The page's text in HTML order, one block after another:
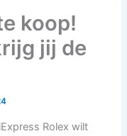
koop!
jij de
Rolex wilt